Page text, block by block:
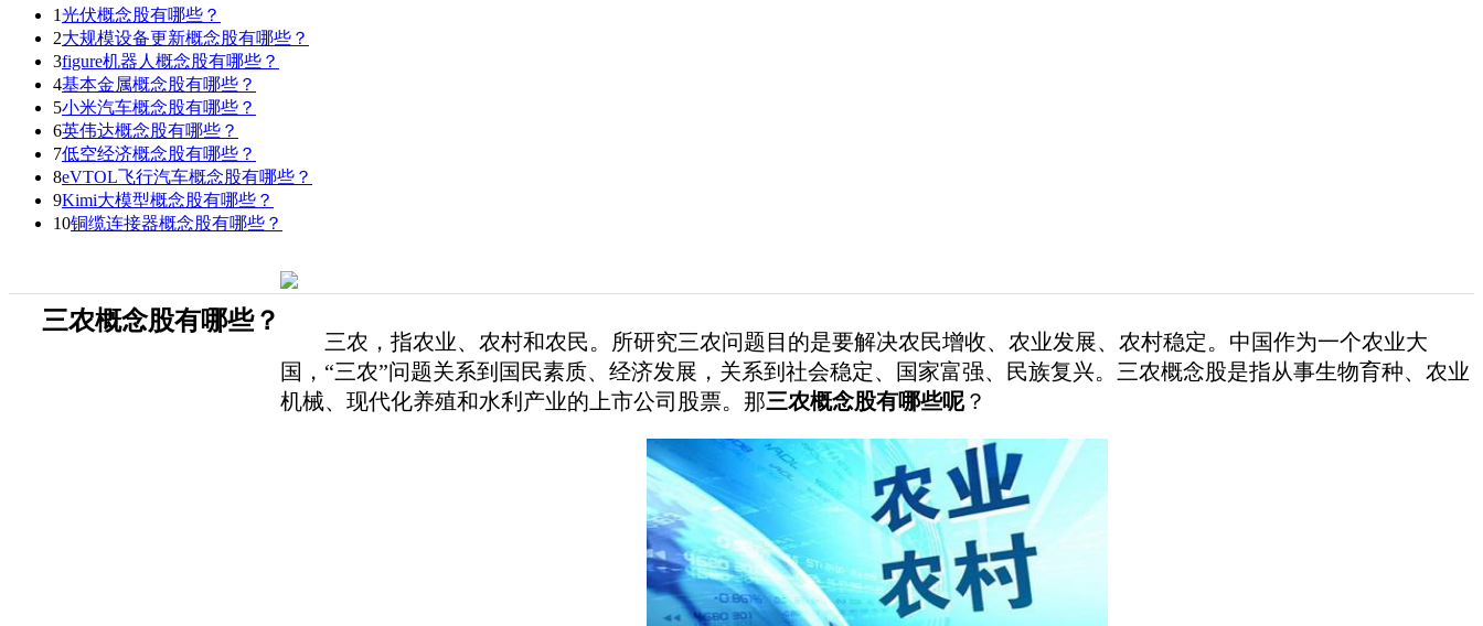
1光伏概念股有哪些？
2大规模设备更新概念股有哪些？
3figure机器人概念股有哪些？
4基本金属概念股有哪些？
5小米汽车概念股有哪些？
6英伟达概念股有哪些？
7低空经济概念股有哪些？
8eVTOL飞行汽车概念股有哪些？
9Kimi大模型概念股有哪些？
10铜缆连接器概念股有哪些？
三农概念股有哪些？
三农，指农业、农村和农民。所研究三农问题目的是要解决农民增收、农业发展、农村稳定。中国作为一个农业大
国，“三农”问题关系到国民素质、经济发展，关系到社会稳定、国家富强、民族复兴。三农概念股是指从事生物育种、农业
机械、现代化养殖和水利产业的上市公司股票。那三农概念股有哪些呢？